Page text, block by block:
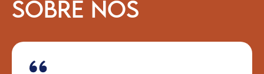
SOBRE NÓS